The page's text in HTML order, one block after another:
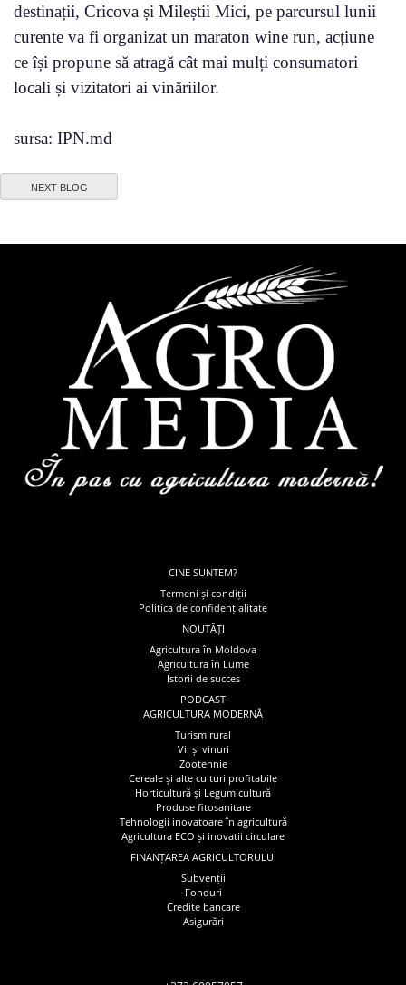
destinații, Cricova și Mileștii Mici, pe parcursul lunii
curente va fi organizat un maraton wine run, acțiune
ce își propune să atragă cât mai mulți consumatori
locali și vizitatori ai vinăriilor.
sursa: IPN.md
NEXT BLOG
CINE SUNTEM?
Termeni și condiții
Politica de confidențialitate
NOUTĂȚI
Agricultura în Moldova
Agricultura în Lume
Istorii de succes
PODCAST
AGRICULTURA MODERNĂ
Turism rural
Vii și vinuri
Zootehnie
Cereale și alte culturi profitabile
Horticultură și Legumicultură
Produse fitosanitare
Tehnologii inovatoare în agricultură
Agricultura ECO și inovatii circulare
FINANȚAREA AGRICULTORULUI
Subvenții
Fonduri
Credite bancare
Asigurări